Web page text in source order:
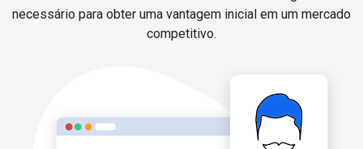
necessário para obter uma vantagem inicial em um mercado
competitivo.